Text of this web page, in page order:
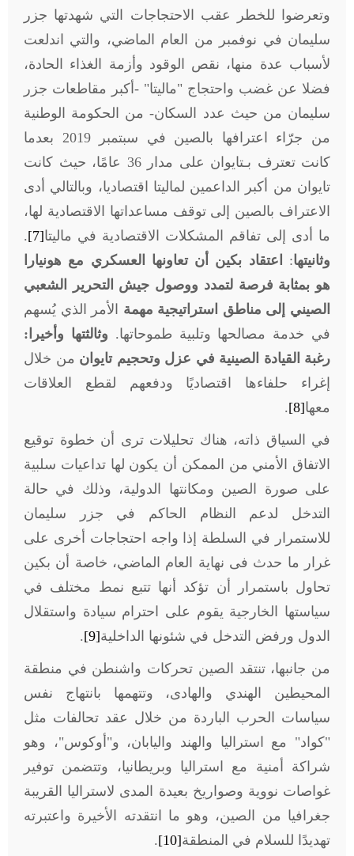
وتعرضوا للخطر عقب الاحتجاجات التي شهدتها جزر
سليمان في نوفمبر من العام الماضي، والتي اندلعت
لأسباب عدة منها، نقص الوقود وأزمة الغذاء الحادة،
فضلا عن غضب واحتجاج "ماليتا" -أكبر مقاطعات جزر
سليمان من حيث عدد السكان- من الحكومة الوطنية
من جرّاء اعترافها بالصين في سبتمبر 2019 بعدما
كانت تعترف بـتايوان على مدار 36 عامًا، حيث كانت
تايوان من أكبر الداعمين لماليتا اقتصاديا، وبالتالي أدى
الاعتراف بالصين إلى توقف مساعداتها الاقتصادية لها،
ما أدى إلى تفاقم المشكلات الاقتصادية في ماليتا[7]
.
وثانيتها:
اعتقاد بكين أن تعاونها العسكري مع هونيارا
هو بمثابة فرصة لتمدد ووصول جيش التحرير الشعبي
الصيني إلى مناطق استراتيجية مهمة
الأمر الذي يُسهم
في خدمة مصالحها وتلبية طموحاتها. وثالثتها وأخيرا:
رغبة القيادة الصينية في عزل وتحجيم تايوان من خلال
إغراء حلفاءها اقتصاديًا ودفعهم لقطع العلاقات
معها[8]
.
في السياق ذاته، هناك تحليلات ترى أن خطوة توقيع
الاتفاق الأمني من الممكن أن يكون لها تداعيات سلبية
على صورة الصين ومكانتها الدولية، وذلك في حالة
التدخل لدعم النظام الحاكم في جزر سليمان
للاستمرار في السلطة إذا واجه احتجاجات أخرى على
غرار ما حدث فى نهاية العام الماضي، خاصة أن بكين
تحاول باستمرار أن تؤكد أنها تتبع نمط مختلف في
سياستها الخارجية يقوم على احترام سيادة واستقلال
الدول ورفض التدخل في شئونها الداخلية[9]
.
من جانبها، تنتقد الصين تحركات واشنطن في منطقة
المحيطين الهندي والهادى، وتتهمها بانتهاج نفس
سياسات الحرب الباردة من خلال عقد تحالفات مثل
"كواد" مع استراليا والهند واليابان، و"أوكوس"، وهو
شراكة أمنية مع استراليا وبريطانيا، وتتضمن توفير
غواصات نووية وصواريخ بعيدة المدى لاستراليا القريبة
جغرافيا من الصين، وهو ما انتقدته الأخيرة واعتبرته
تهديدًا للسلام في المنطقة[10]
.